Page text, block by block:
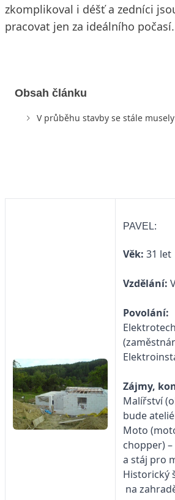
zkomplikoval i déšť a zedníci
pracovat jen za ideálního
Obsah článku
V průběhu stavby se stále
PAVEL:
Věk: 31 let
Vzdělání:
Povolání:
Zájmy,
Malířství
bude
Moto
chopper)
a stáj pro
Historický
na